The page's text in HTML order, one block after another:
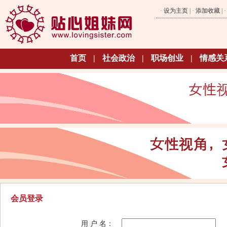
· 设为主页 | · 添加收藏 | ·
首页 | 社会政治 | 职场创业 | 情感关
会员登录
用 户 名：